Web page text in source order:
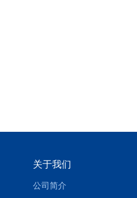
关于我们
公司简介